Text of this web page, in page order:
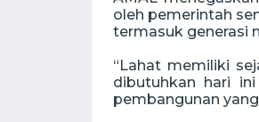
oleh pemerintah
termasuk generasi
“Lahat memiliki
dibutuhkan hari
pembangunan